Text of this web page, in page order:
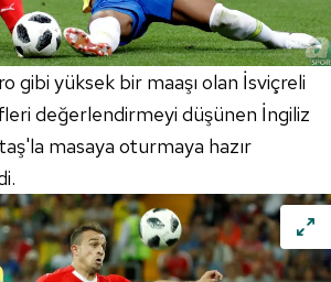
gibi yüksek bir maaşı olan İsviçreli
değerlendirmeyi düşünen İngiliz
masaya oturmaya hazır